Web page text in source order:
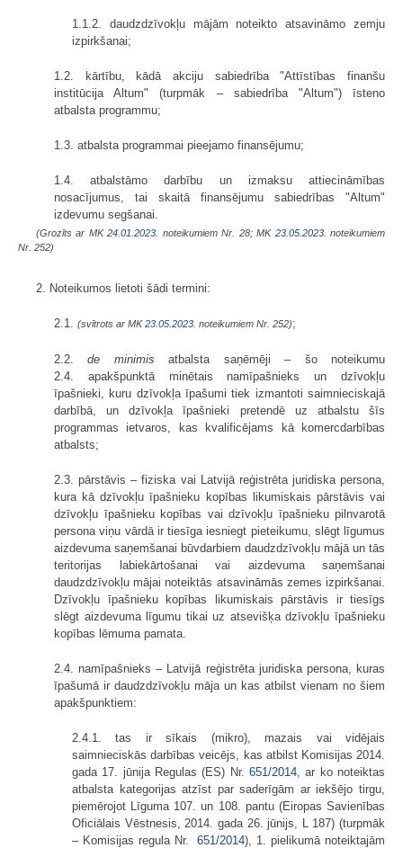
1.1.2. daudzdzīvokļu mājām noteikto atsavināmo zemju
izpirkšanai;
1.2. kārtību, kādā akciju sabiedrība "Attīstības finanšu
institūcija Altum" (turpmāk – sabiedrība "Altum") īsteno
atbalsta programmu;
1.3. atbalsta programmai pieejamo finansējumu;
1.4. atbalstāmo darbību un izmaksu attiecināmības
nosacījumus, tai skaitā finansējumu sabiedrības "Altum"
izdevumu segšanai.
(Grozīts ar MK24.01.2023. noteikumiem Nr. 28; MK 23.05.2023. noteikumiem
Nr. 252)
2. Noteikumos lietoti šādi termini:
2.1. (svītrots ar MK23.05.2023. noteikumiem Nr. 252);
2.2.de minimis atbalsta saņēmēji – šo noteikumu
2.4. apakšpunktā minētais namīpašnieks un dzīvokļu
īpašnieki, kuru dzīvokļa īpašumi tiek izmantoti saimnieciskajā
darbībā, un dzīvokļa īpašnieki pretendē uz atbalstu šīs
programmas ietvaros, kas kvalificējams kā komercdarbības
atbalsts;
2.3. pārstāvis – fiziska vai Latvijā reģistrēta juridiska persona,
kura kā dzīvokļu īpašnieku kopības likumiskais pārstāvis vai
dzīvokļu īpašnieku kopības vai dzīvokļu īpašnieku pilnvarotā
persona viņu vārdā ir tiesīga iesniegt pieteikumu, slēgt līgumus
aizdevuma saņemšanai būvdarbiem daudzdzīvokļu mājā un tās
teritorijas labiekārtošanai vai aizdevuma saņemšanai
daudzdzīvokļu mājai noteiktās atsavināmās zemes izpirkšanai.
Dzīvokļu īpašnieku kopības likumiskais pārstāvis ir tiesīgs
slēgt aizdevuma līgumu tikai uz atsevišķa dzīvokļu īpašnieku
kopības lēmuma pamata.
2.4. namīpašnieks – Latvijā reģistrēta juridiska persona, kuras
īpašumā ir daudzdzīvokļu māja un kas atbilst vienam no šiem
apakšpunktiem:
2.4.1. tas ir sīkais (mikro), mazais vai vidējais
saimnieciskās darbības veicējs, kas atbilst Komisijas 2014.
gada 17. jūnija Regulas (ES) Nr. 651/2014 , ar ko noteiktas
atbalsta kategorijas atzīst par saderīgām ar iekšējo tirgu,
piemērojot Līguma 107. un 108. pantu (Eiropas Savienības
Oficiālais Vēstnesis, 2014. gada 26. jūnijs, L 187) (turpmāk
– Komisijas regula Nr.651/2014), 1. pielikumā noteiktajām